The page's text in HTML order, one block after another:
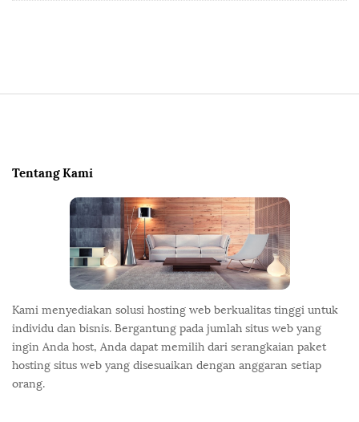
Tentang Kami
Kami menyediakan solusi hosting web berkualitas tinggi untuk
individu dan bisnis. Bergantung pada jumlah situs web yang
ingin Anda host, Anda dapat memilih dari serangkaian paket
hosting situs web yang disesuaikan dengan anggaran setiap
orang.